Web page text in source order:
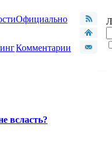
Официально
Комментарии
всласть?